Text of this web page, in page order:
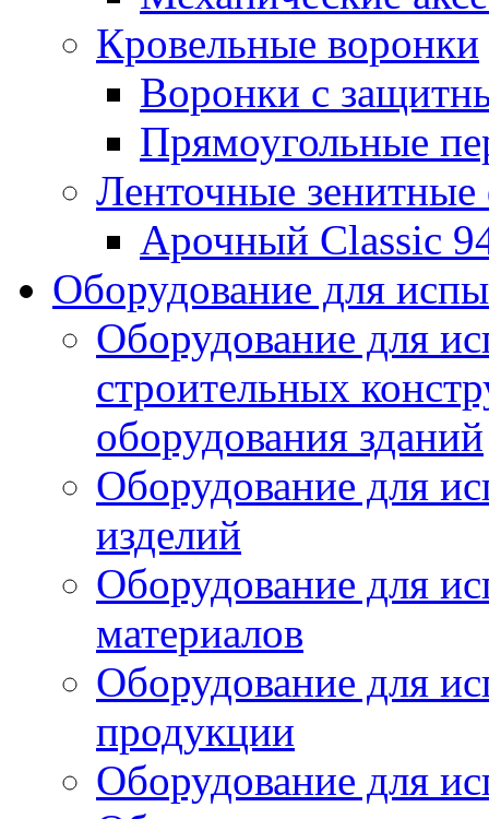
Кровельные воронки
Воронки с
Прямоугольные
Ленточные
Арочный Classic
Оборудование для
Оборудование для
строительных
оборудования зданий
Оборудование для
изделий
Оборудование для
материалов
Оборудование для
продукции
Оборудование для